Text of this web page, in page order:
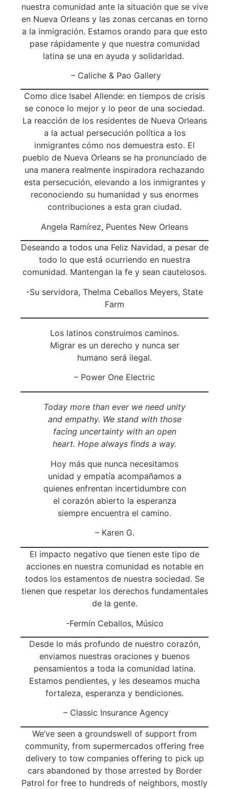
nuestra comunidad ante la situación que se vive
en Nueva Orleans y las zonas cercanas en torno
a la inmigración. Estamos orando para que esto
pase rápidamente y que nuestra comunidad
latina se una en ayuda y solidaridad.
– Caliche & Pao Gallery
Como dice Isabel Allende: en tiempos de crisis
se conoce lo mejor y lo peor de una sociedad.
La reacción de los residentes de Nueva Orleans
a la actual persecución política a los
inmigrantes cómo nos demuestra esto. El
pueblo de Nueva Orleans se ha pronunciado de
una manera realmente inspiradora rechazando
esta persecución, elevando a los inmigrantes y
reconociendo su humanidad y sus enormes
contribuciones a esta gran ciudad.
Angela Ramírez, Puentes New Orleans
Deseando a todos una Feliz Navidad, a pesar de
todo lo que está ocurriendo en nuestra
comunidad. Mantengan la fe y sean cautelosos.
-Su servidora, Thelma Ceballos Meyers, State
Farm
Los latinos construimos caminos.
Migrar es un derecho y nunca ser
humano será ilegal.
– Power One Electric
Today more than ever we need unity
and empathy. We stand with those
facing uncertainty with an open
heart. Hope always finds a way.
Hoy más que nunca necesitamos
unidad y empatía acompañamos a
quienes enfrentan incertidumbre con
el corazón abierto la esperanza
siempre encuentra el camino.
– Karen G.
El impacto negativo que tienen este tipo de
acciones en nuestra comunidad es notable en
todos los estamentos de nuestra sociedad. Se
tienen que respetar los derechos fundamentales
de la gente.
-Fermín Ceballos, Músico
Desde lo más profundo de nuestro corazón,
enviamos nuestras oraciones y buenos
pensamientos a toda la comunidad latina.
Estamos pendientes, y les deseamos mucha
fortaleza, esperanza y bendiciones.
– Classic Insurance Agency
We’ve seen a groundswell of support from
community, from supermercados offering free
delivery to tow companies offering to pick up
cars abandoned by those arrested by Border
Patrol for free to hundreds of neighbors, mostly